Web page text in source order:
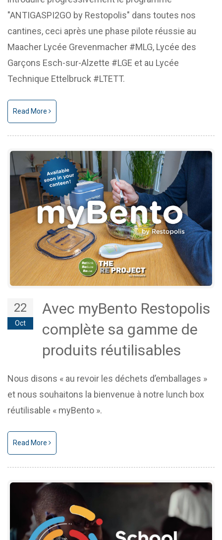
"ANTIGASPI2GO by Restopolis" dans toutes nos
cantines, ceci après une phase pilote réussie au
Maacher Lycée Grevenmacher #MLG, Lycée des
Garçons Esch-sur-Alzette #LGE et au Lycée
Technique Ettelbruck #LTETT.
Read More
22
Oct
Avec myBento Restopolis
complète sa gamme de
produits réutilisables
Nous disons « au revoir les déchets d’emballages »
et nous souhaitons la bienvenue à notre lunch box
réutilisable « myBento ».
Read More